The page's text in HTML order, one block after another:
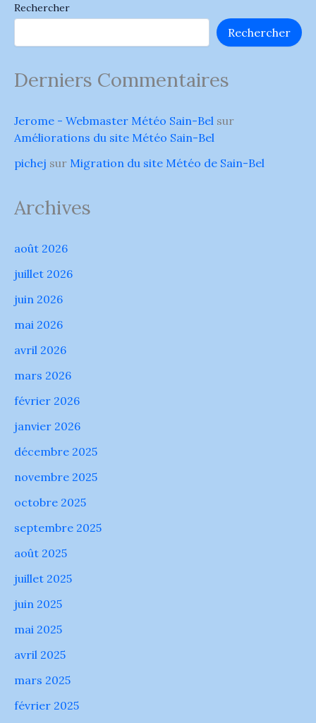
Rechercher
Rechercher
Derniers Commentaires
Jerome - Webmaster Météo Sain-Bel sur
Améliorations du site Météo Sain-Bel
pichej sur Migration du site Météo de Sain-Bel
Archives
août 2026
juillet 2026
juin 2026
mai 2026
avril 2026
mars 2026
février 2026
janvier 2026
décembre 2025
novembre 2025
octobre 2025
septembre 2025
août 2025
juillet 2025
juin 2025
mai 2025
avril 2025
mars 2025
février 2025